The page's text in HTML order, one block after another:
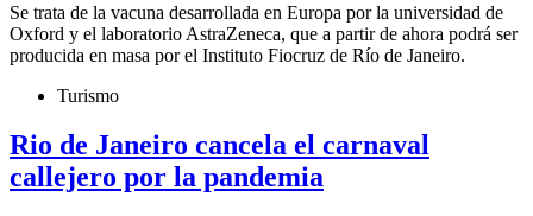
Se trata de la vacuna desarrollada en Europa por la universidad de
Oxford y el laboratorio AstraZeneca, que a partir de ahora podrá ser
producida en masa por el Instituto Fiocruz de Río de Janeiro.
Turismo
Rio de Janeiro cancela el carnaval
callejero por la pandemia